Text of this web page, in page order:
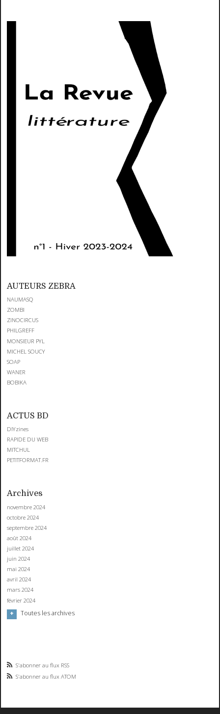
AUTEURS ZEBRA
NAUMASQ
ZOMBI
ZINOCIRCUS
PHILGREFF
MONSIEUR PYL
MICHEL SOUCY
SOAP
WANER
BOBIKA
ACTUS BD
DIYzines
RAPIDE DU WEB
MITCHUL
PETITFORMAT.FR
Archives
novembre 2024
octobre 2024
septembre 2024
août 2024
juillet 2024
juin 2024
mai 2024
avril 2024
mars 2024
février 2024
Toutes les archives
S'abonner au flux RSS
S'abonner au flux ATOM